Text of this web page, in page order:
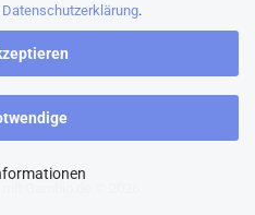
Datenschutzerklärung.